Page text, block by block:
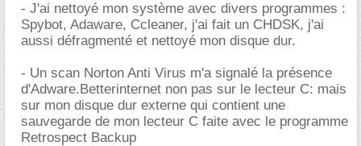
- J'ai nettoyé mon système avec divers programmes :
Spybot, Adaware, Ccleaner, j'ai fait un CHDSK, j'ai
aussi défragmenté et nettoyé mon disque dur.
- Un scan Norton Anti Virus m'a signalé la présence
d'Adware.Betterinternet non pas sur le lecteur C: mais
sur mon disque dur externe qui contient une
sauvegarde de mon lecteur C faite avec le programme
Retrospect Backup